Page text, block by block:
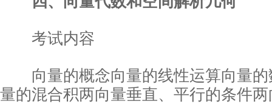
考试内容
向量的概念向量的线性运算向量的
量的混合积两向量垂直、平行的条件